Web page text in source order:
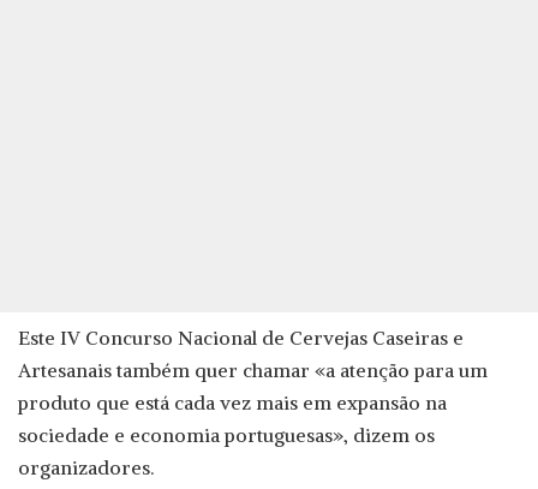
Este IV Concurso Nacional de Cervejas Caseiras e
Artesanais também quer chamar «a atenção para um
produto que está cada vez mais em expansão na
sociedade e economia portuguesas», dizem os
organizadores.